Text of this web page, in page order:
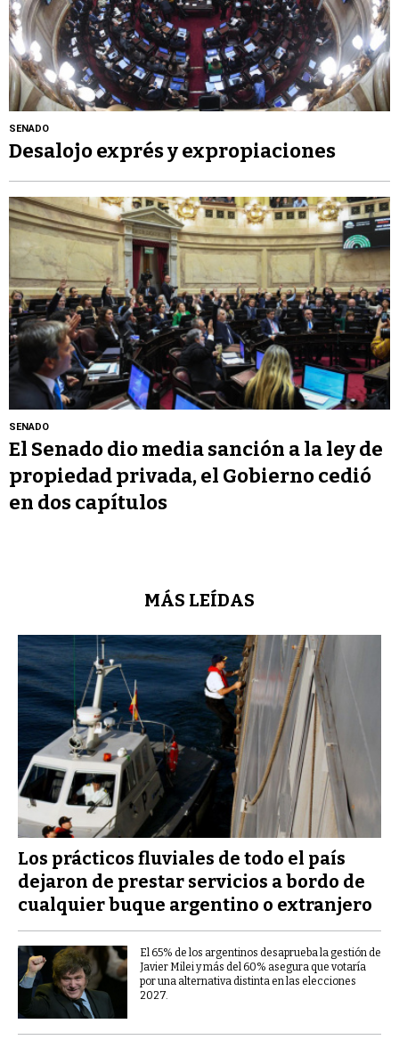
SENADO
Desalojo exprés y expropiaciones
SENADO
El Senado dio media sanción a la ley de
propiedad privada, el Gobierno cedió
en dos capítulos
MÁS LEÍDAS
Los prácticos fluviales de todo el país
dejaron de prestar servicios a bordo de
cualquier buque argentino o extranjero
El 65% de los argentinos desaprueba la gestión de
Javier Milei y más del 60% asegura que votaría
por una alternativa distinta en las elecciones
2027.